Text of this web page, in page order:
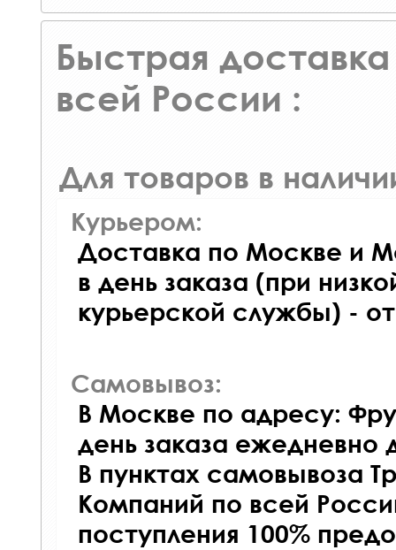
Быстрая доставка
всей России :
Для товаров в
Курьером:
Доставка по Москве и
в день заказа (при
курьерской службы) -
Самовывоз:
В Москве по адресу:
день заказа ежедневно
В пунктах самовывоза
Компаний по всей
поступления 100%